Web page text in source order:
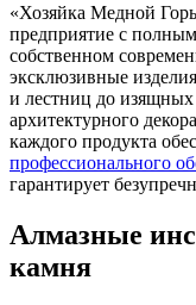
«Хозяйка Медной
предприятие с
собственном
эксклюзивные
и лестниц до
архитектурного
каждого продукта
профессионального
гарантирует
Алмазные
камня